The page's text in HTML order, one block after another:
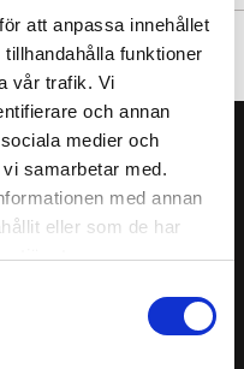
att anpassa innehållet
funktioner
vår trafik. Vi
och annan
medier och
samarbetar med.
med annan
eller som de har
tjänster.